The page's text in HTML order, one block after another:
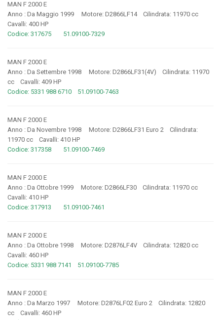
MAN F 2000 E
Anno : Da Maggio 1999 Motore: D2866LF14 Cilindrata: 11970 cc
Cavalli: 400 HP
Codice: 317675 51.09100-7329
MAN F 2000 E
Anno : Da Settembre 1998 Motore: D2866LF31(4V) Cilindrata: 11970
cc Cavalli: 409 HP
Codice: 5331 988 6710 51.09100-7463
MAN F 2000 E
Anno : Da Novembre 1998 Motore: D2866LF31 Euro 2 Cilindrata:
11970 cc Cavalli: 410 HP
Codice: 317358 51.09100-7469
MAN F 2000 E
Anno : Da Ottobre 1999 Motore: D2866LF30 Cilindrata: 11970 cc
Cavalli: 410 HP
Codice: 317913 51.09100-7461
MAN F 2000 E
Anno : Da Ottobre 1998 Motore: D2876LF4V Cilindrata: 12820 cc
Cavalli: 460 HP
Codice: 5331 988 7141 51.09100-7785
MAN F 2000 E
Anno : Da Marzo 1997 Motore: D2876LF02 Euro 2 Cilindrata: 12820
cc Cavalli: 460 HP